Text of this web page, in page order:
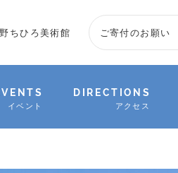
ちひろ美術館 ご寄付のお願い
イベント
DIRECTIONS
アクセス